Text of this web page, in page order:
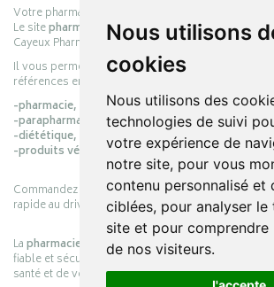
Nous utilisons
cookies
Nous utilisons des
technologies de suivi
votre expérience de
notre site, pour vous
contenu personnalisé et
ciblées, pour analyser
site et pour comprendre
de nos visiteurs.
Votre pharmacie en ligne :
Le sitepharmacie-cayeux.frest le prolongement
Cayeux Pharmabest Berck-sur-Mer – Rang-du-
Il vous permet de réaliser vos achats en ligne
références en :
-pharmacie,
-parapharmacie,
-diététique,
-produits vétérinaires.
Commandez simplement vos produits en ligne et
rapide au drive ou la livraison à domicile, en toute
Lapharmacie Cayeuxs’engage à vous offrir une
fiable et sécurisée, en officine comme en ligne, au
santé et de votre bien-être.